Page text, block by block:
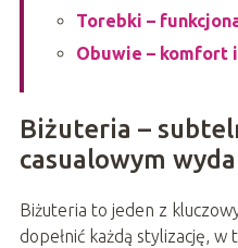
Torebki –
Obuwie – komfort
Biżuteria –
casualowym
Biżuteria to jeden z
dopełnić każdą stylizację, w